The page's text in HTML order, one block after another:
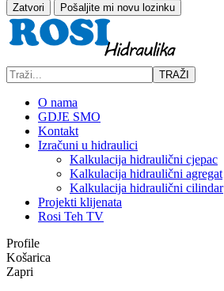
Zatvori Pošaljite mi novu lozinku
TRAŽI
O nama
GDJE SMO
Kontakt
Izračuni u hidraulici
Kalkulacija hidraulični cjepac
Kalkulacija hidraulični agregat
Kalkulacija hidraulični cilindar
Projekti klijenata
Rosi Teh TV
Profile
Košarica
Zapri